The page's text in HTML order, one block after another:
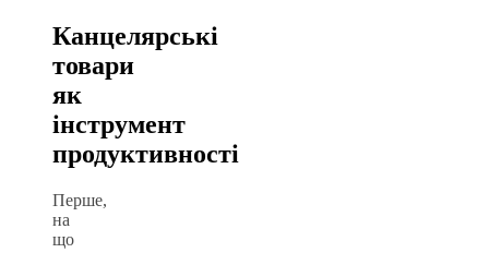
Канцелярські
товари
як
інструмент
продуктивності
Перше,
на
що